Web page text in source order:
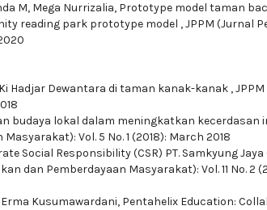
M, Mega Nurrizalia, Prototype model taman
reading park prototype model ,JPPM (Jurnal
Hadjar Dewantara di taman kanak-kanak ,
budaya lokal dalam meningkatkan kecerdasan
Vol. 5 No. 1 (2018): March 2018
Social Responsibility (CSR) PT. Samkyung
dan Pemberdayaan Masyarakat): Vol. 11 No. 2
Kusumawardani, Pentahelix Education: